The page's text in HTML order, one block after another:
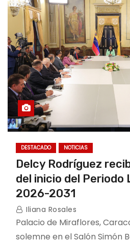
DESTACADO NOTICIAS
Delcy Rodríguez
del inicio del Periodo
2026-2031
Iliana Rosales
Palacio de Miraflores,
solemne en el Salón Simón